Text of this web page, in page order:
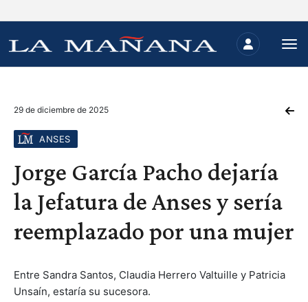
29 de diciembre de 2025
ANSES
Jorge García Pacho dejaría
la Jefatura de Anses y sería
reemplazado por una mujer
Entre Sandra Santos, Claudia Herrero Valtuille y Patricia
Unsaín, estaría su sucesora.